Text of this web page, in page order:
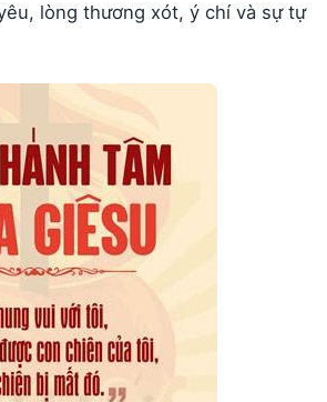
lòng thương xót, ý chí và sự tự